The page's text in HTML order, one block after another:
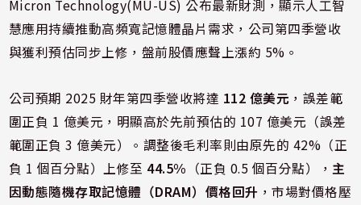
Micron Technology(MU-US) 公布最新財測，顯示人工智
慧應用持續推動高頻寬記憶體晶片需求，公司第四季營收
與獲利預估同步上修，盤前股價應聲上漲約 5%。
公司預期 2025 財年第四季營收將達 112 億美元 ，誤差範
圍正負 1 億美元，明顯高於先前預估的 107 億美元（誤差
範圍正負 3 億美元）。調整後毛利率則由原先的 42%（正
負 1 個百分點）上修至 44.5% （正負 0.5 個百分點），主
因動態隨機存取記憶體（DRAM）價格回升 ，市場對價格壓